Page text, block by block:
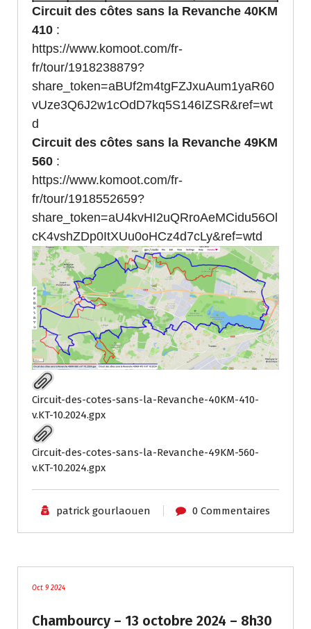
Circuit des côtes sans la Revanche 40KM
410 :
https://www.komoot.com/fr-
fr/tour/1918238879?
share_token=aBUf2m4tgFZJxuAum1yaR60
vUze3Q6J2w1cOdD7kq5S146IZSR&ref=wt
d
Circuit des côtes sans la Revanche 49KM
560 :
https://www.komoot.com/fr-
fr/tour/1918552659?
share_token=aU4kvHI2uQRroAeMCidu56Ol
cK4vshZDp0ItXUu0oHCz4d7cLy&ref=wtd
Circuit-des-cotes-sans-la-Revanche-40KM-410-
v.KT-10.2024.gpx
Circuit-des-cotes-sans-la-Revanche-49KM-560-
v.KT-10.2024.gpx
patrick gourlaouen 0 Commentaires
Oct 9 2024
Chambourcy – 13 octobre 2024 – 8h30